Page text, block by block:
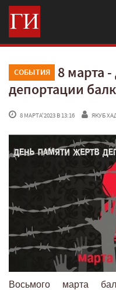
СОБЫТИЯ
8 марта
депортации
8 МАРТА'2023 В 13:16 ЯКУБ
Восьмого марта